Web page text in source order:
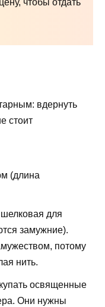
вдернуть
стоит
(длина
для
замужние).
потому
нить.
освященные
Они нужны